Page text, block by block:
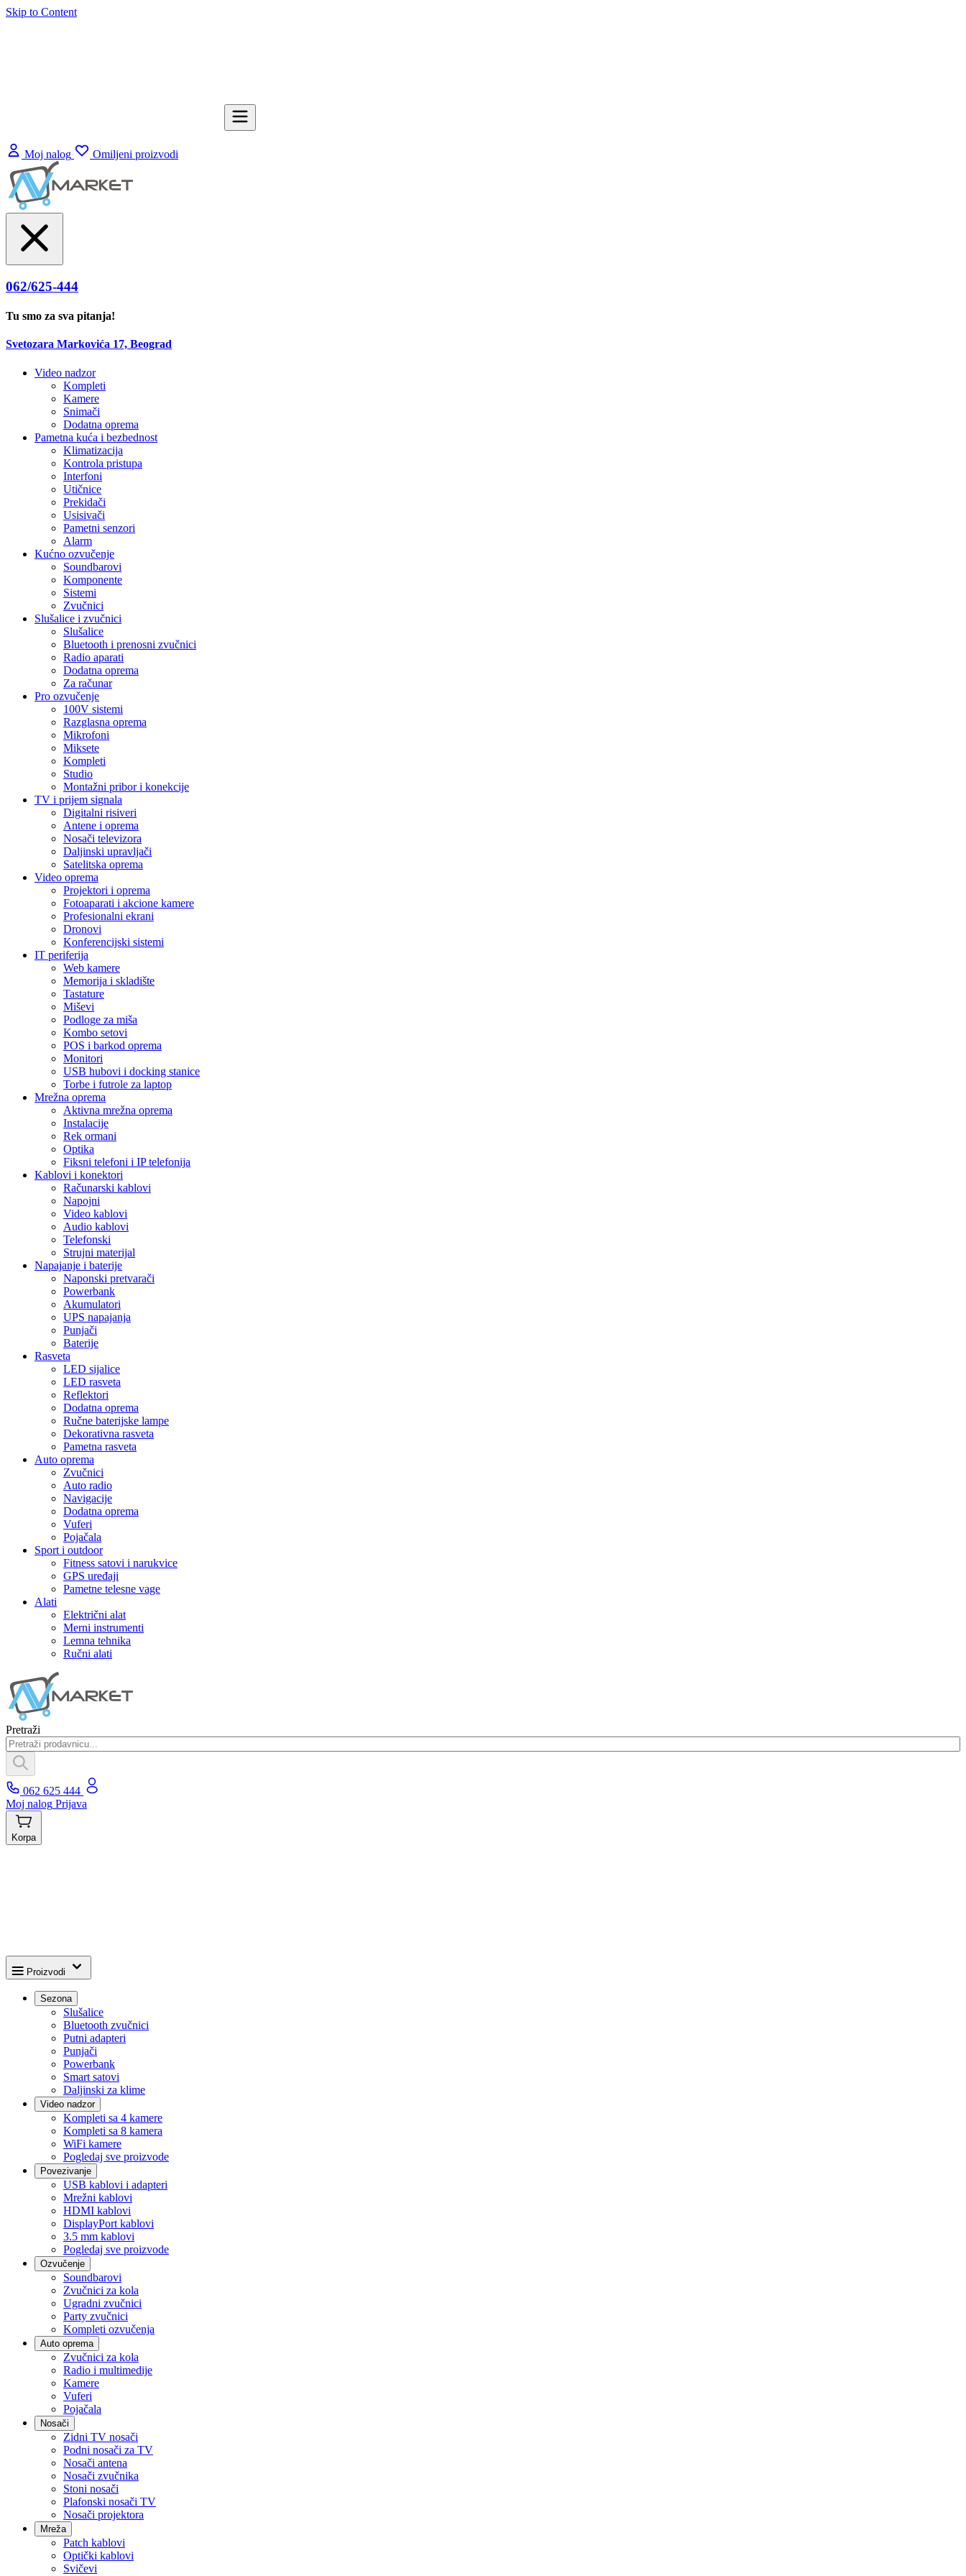
Skip to Content
Moj nalog Omiljeni proizvodi
062/625-444
Tu smo za sva pitanja!
Svetozara Markovića 17, Beograd
Video nadzor
Kompleti
Kamere
Snimači
Dodatna oprema
Pametna kuća i bezbednost
Klimatizacija
Kontrola pristupa
Interfoni
Utičnice
Prekidači
Usisivači
Pametni senzori
Alarm
Kućno ozvučenje
Soundbarovi
Komponente
Sistemi
Zvučnici
Slušalice i zvučnici
Slušalice
Bluetooth i prenosni zvučnici
Radio aparati
Dodatna oprema
Za računar
Pro ozvučenje
100V sistemi
Razglasna oprema
Mikrofoni
Miksete
Kompleti
Studio
Montažni pribor i konekcije
TV i prijem signala
Digitalni risiveri
Antene i oprema
Nosači televizora
Daljinski upravljači
Satelitska oprema
Video oprema
Projektori i oprema
Fotoaparati i akcione kamere
Profesionalni ekrani
Dronovi
Konferencijski sistemi
IT periferija
Web kamere
Memorija i skladište
Tastature
Miševi
Podloge za miša
Kombo setovi
POS i barkod oprema
Monitori
USB hubovi i docking stanice
Torbe i futrole za laptop
Mrežna oprema
Aktivna mrežna oprema
Instalacije
Rek ormani
Optika
Fiksni telefoni i IP telefonija
Kablovi i konektori
Računarski kablovi
Napojni
Video kablovi
Audio kablovi
Telefonski
Strujni materijal
Napajanje i baterije
Naponski pretvarači
Powerbank
Akumulatori
UPS napajanja
Punjači
Baterije
Rasveta
LED sijalice
LED rasveta
Reflektori
Dodatna oprema
Ručne baterijske lampe
Dekorativna rasveta
Pametna rasveta
Auto oprema
Zvučnici
Auto radio
Navigacije
Dodatna oprema
Vuferi
Pojačala
Sport i outdoor
Fitness satovi i narukvice
GPS uređaji
Pametne telesne vage
Alati
Električni alat
Merni instrumenti
Lemna tehnika
Ručni alati
Pretraži
062 625 444
Moj nalog Prijava
Korpa
Proizvodi
Sezona
Slušalice
Bluetooth zvučnici
Putni adapteri
Punjači
Powerbank
Smart satovi
Daljinski za klime
Video nadzor
Kompleti sa 4 kamere
Kompleti sa 8 kamera
WiFi kamere
Pogledaj sve proizvode
Povezivanje
USB kablovi i adapteri
Mrežni kablovi
HDMI kablovi
DisplayPort kablovi
3.5 mm kablovi
Pogledaj sve proizvode
Ozvučenje
Soundbarovi
Zvučnici za kola
Ugradni zvučnici
Party zvučnici
Kompleti ozvučenja
Auto oprema
Zvučnici za kola
Radio i multimedije
Kamere
Vuferi
Pojačala
Nosači
Zidni TV nosači
Podni nosači za TV
Nosači antena
Nosači zvučnika
Stoni nosači
Plafonski nosači TV
Nosači projektora
Mreža
Patch kablovi
Optički kablovi
Svičevi